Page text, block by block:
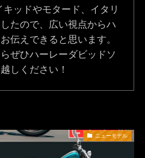
ッドやモタード、イタリ
たので、広い視点からハ
伝えできると思います。
ぜひハーレーダビッドソ
しください！
ニューモデル